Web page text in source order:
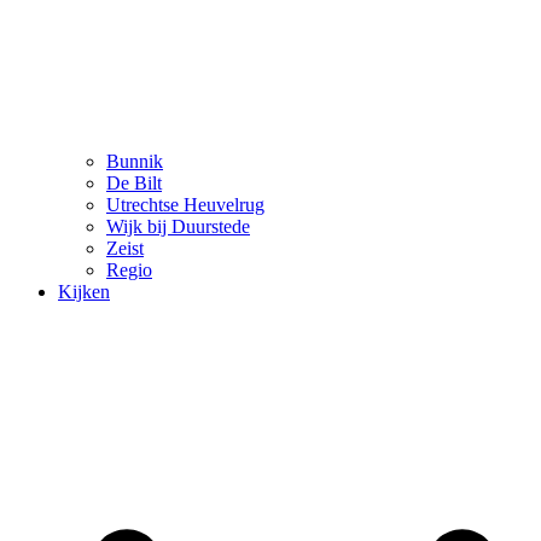
Bunnik
De Bilt
Utrechtse Heuvelrug
Wijk bij Duurstede
Zeist
Regio
Kijken